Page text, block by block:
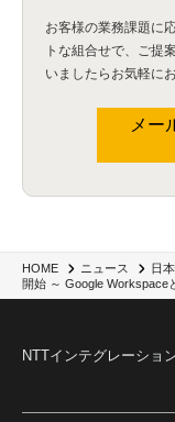
HOME ニュース
日
開始 ～ Google Workspace
お客様の業務課題に
トな組合せで、 ご提
いましたらお気軽に
メー
NTTインテグレーショ